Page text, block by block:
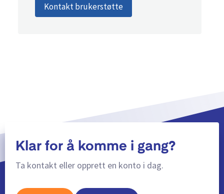
Kontakt brukerstøtte
Klar for å komme i gang?
Ta kontakt eller opprett en konto i dag.